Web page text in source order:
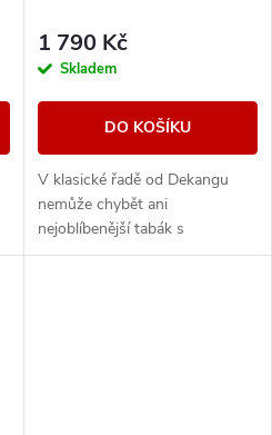
1 790 Kč
Skladem
DO KOŠÍKU
V klasické řadě od Dekangu
nemůže chybět ani
nejoblíbenější tabák s
legendárním velbloudem.